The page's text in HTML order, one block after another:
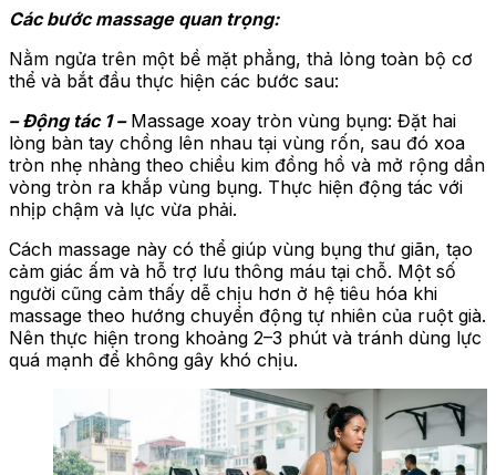
Các bước massage quan trọng:
Nằm ngửa trên một bề mặt phẳng, thả lỏng toàn bộ cơ
thể và bắt đầu thực hiện các bước sau:
– Động tác 1 –Massage xoay tròn vùng bụng: Đặt hai
lòng bàn tay chồng lên nhau tại vùng rốn, sau đó xoa
tròn nhẹ nhàng theo chiều kim đồng hồ và mở rộng dần
vòng tròn ra khắp vùng bụng. Thực hiện động tác với
nhịp chậm và lực vừa phải.
Cách massage này có thể giúp vùng bụng thư giãn, tạo
cảm giác ấm và hỗ trợ lưu thông máu tại chỗ. Một số
người cũng cảm thấy dễ chịu hơn ở hệ tiêu hóa khi
massage theo hướng chuyển động tự nhiên của ruột già.
Nên thực hiện trong khoảng 2–3 phút và tránh dùng lực
quá mạnh để không gây khó chịu.